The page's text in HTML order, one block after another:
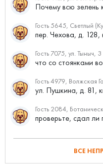
Гость 5645, Светлый
пер. Чехова, д.
Гость 7075, ул. Тыныч, 3
Гость 4979, Волжская
ул. Пушкина, д. 81,
ВСЕ